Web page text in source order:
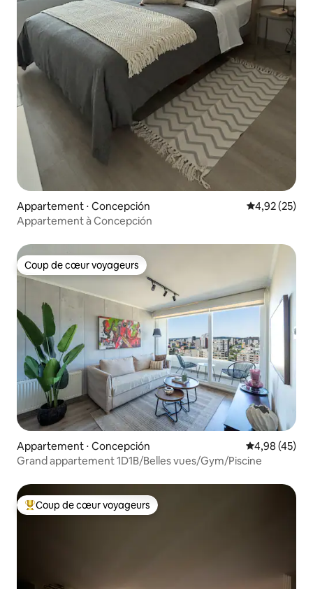
Appartement ⋅ Concepción Évaluation
4,92 (25)
Appartement à Concepción
Coup de cœur voyageurs
Coup de cœur voyageurs
Appartement ⋅ Concepción Évaluation
4,98 (45)
Grand appartement 1D1B/Belles vues/Gym/Piscine
Coups de cœur voyageurs les plus appréciés
Coup de cœur voyageurs